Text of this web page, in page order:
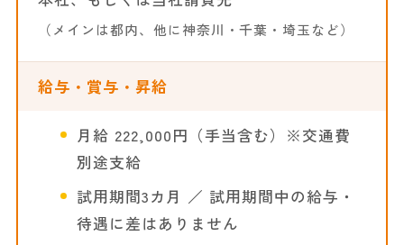
（メインは都内、他に神奈川・千葉・埼玉など）
給与・賞与・昇給
月給 222,000円（手当含む）※交通費
別途支給
試用期間3カ月 ／ 試用期間中の給与・
待遇に差はありません